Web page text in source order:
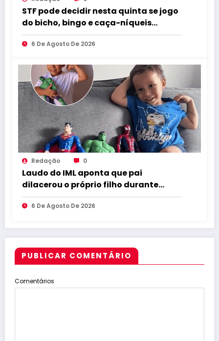
STF pode decidir nesta quinta se jogo
do bicho, bingo e caça-níqueis
seguem ilegais
6 De Agosto De 2026
Redação 0
Laudo do IML aponta que pai
dilacerou o próprio filho durante
abuso
6 De Agosto De 2026
PUBLICAR COMENTÁRIO
Comentários